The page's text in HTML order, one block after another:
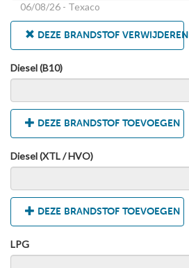
06/08/26 - Texaco
DEZE BRANDSTOF VERWIJDEREN
Diesel (B10)
DEZE BRANDSTOF TOEVOEGEN
Diesel (XTL / HVO)
DEZE BRANDSTOF TOEVOEGEN
LPG